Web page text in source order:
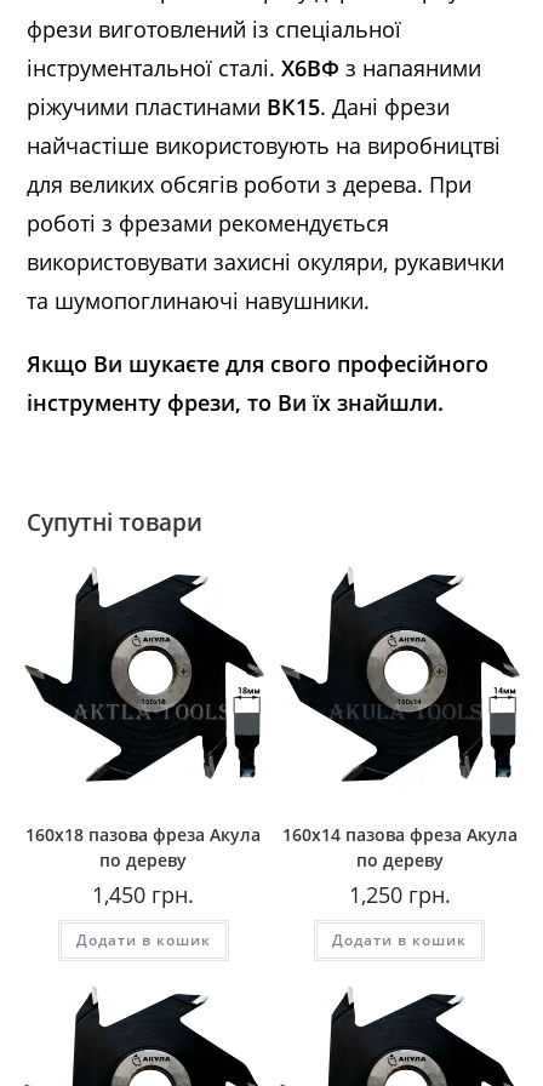
фрези виготовлений із спеціальної
інструментальної сталі.Х6ВФ з напаяними
ріжучими пластинами ВК15. Дані фрези
найчастіше використовують на виробництві
для великих обсягів роботи з дерева. При
роботі з фрезами рекомендується
використовувати захисні окуляри, рукавички
та шумопоглинаючі навушники.
Якщо Ви шукаєте для свого професійного
інструменту фрези, то Ви їх знайшли.
Супутні товари
160х18 пазова фреза Акула
по дереву
1,450 грн.
Додати в кошик
160х14 пазова фреза Акула
по дереву
1,250грн.
Додати в кошик